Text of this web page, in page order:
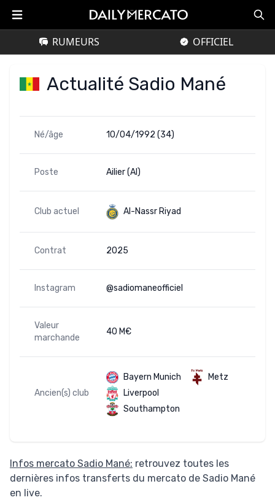
RUMEURS OFFICIEL
Actualité Sadio Mané
Né/âge 10/04/1992 (34)
Poste Ailier (AI)
Club actuel Al-Nassr Riyad
Contrat 2025
Instagram @sadiomaneofficiel
Valeur
marchande
40 M€
Ancien(s) club
Bayern Munich
Metz
Liverpool
Southampton
Infos mercato Sadio Mané: retrouvez toutes les
dernières infos transferts du mercato de Sadio Mané
en live.